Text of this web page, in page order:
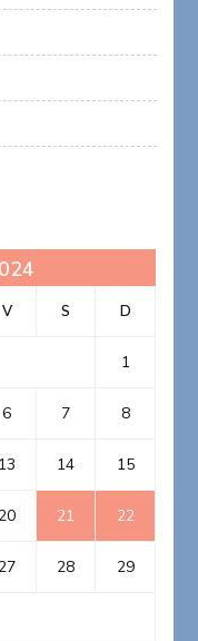
V S D
1
6 7 8
13 14 15
20 21 22
27 28 29